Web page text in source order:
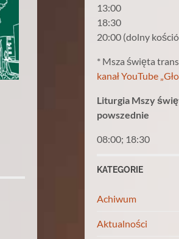
13:00
18:30
20:00 (dolny
* Msza święta
kanał YouTube
Liturgia Mszy
powszednie
08:00; 18:30
KATEGORIE
Achiwum
Aktualności